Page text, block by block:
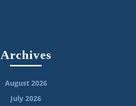
Archives
August 2026
July 2026